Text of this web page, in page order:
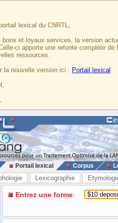
lexical du CNRTL,
et loyaux services, la version
ci apporte une refonte complète
ressources.
la nouvelle version ici : Portail lexical
Portail lexical Corpus
Lexicographie
Entrez une forme